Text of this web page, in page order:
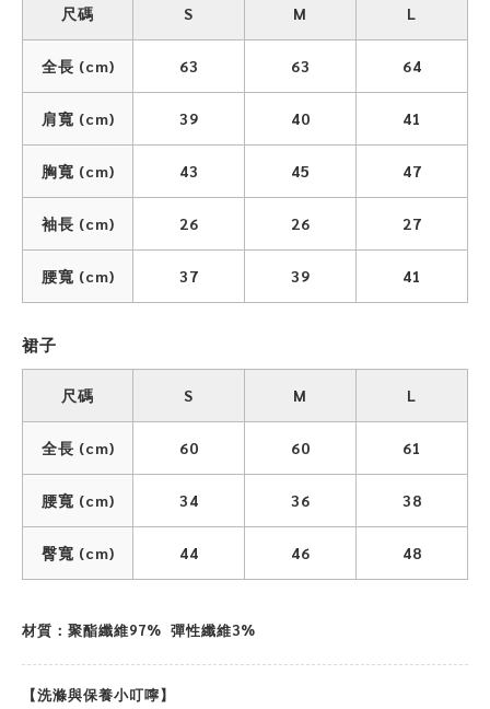
尺碼 S M L
全長 (cm) 63 63 64
肩寬 (cm) 39 40 41
胸寬 (cm) 43 45 47
袖長 (cm) 26 26 27
腰寬 (cm) 37 39 41
裙子
尺碼 S M L
全長 (cm) 60 60 61
腰寬 (cm) 34 36 38
臀寬 (cm) 44 46 48
材質：聚酯纖維97% 彈性纖維3%
【洗滌與保養小叮嚀】